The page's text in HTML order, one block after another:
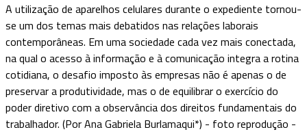
A utilização de aparelhos celulares durante o expediente tornou-
se um dos temas mais debatidos nas relações laborais
contemporâneas. Em uma sociedade cada vez mais conectada,
na qual o acesso à informação e à comunicação integra a rotina
cotidiana, o desafio imposto às empresas não é apenas o de
preservar a produtividade, mas o de equilibrar o exercício do
poder diretivo com a observância dos direitos fundamentais do
trabalhador. (Por Ana Gabriela Burlamaqui*) - foto reprodução -